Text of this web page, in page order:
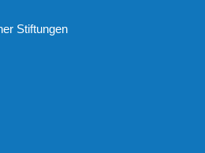
Stiftungen